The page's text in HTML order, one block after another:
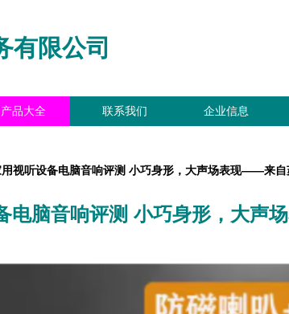
有限公司
产品大全 联系我们 企业信息
视听设备电脑音响评测 小巧身形，大声场表现——来
电脑音响评测 小巧身形，大